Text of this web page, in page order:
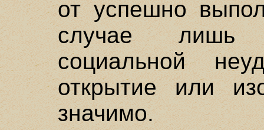
от успешно
случае лишь
социальной
открытие или
значимо.